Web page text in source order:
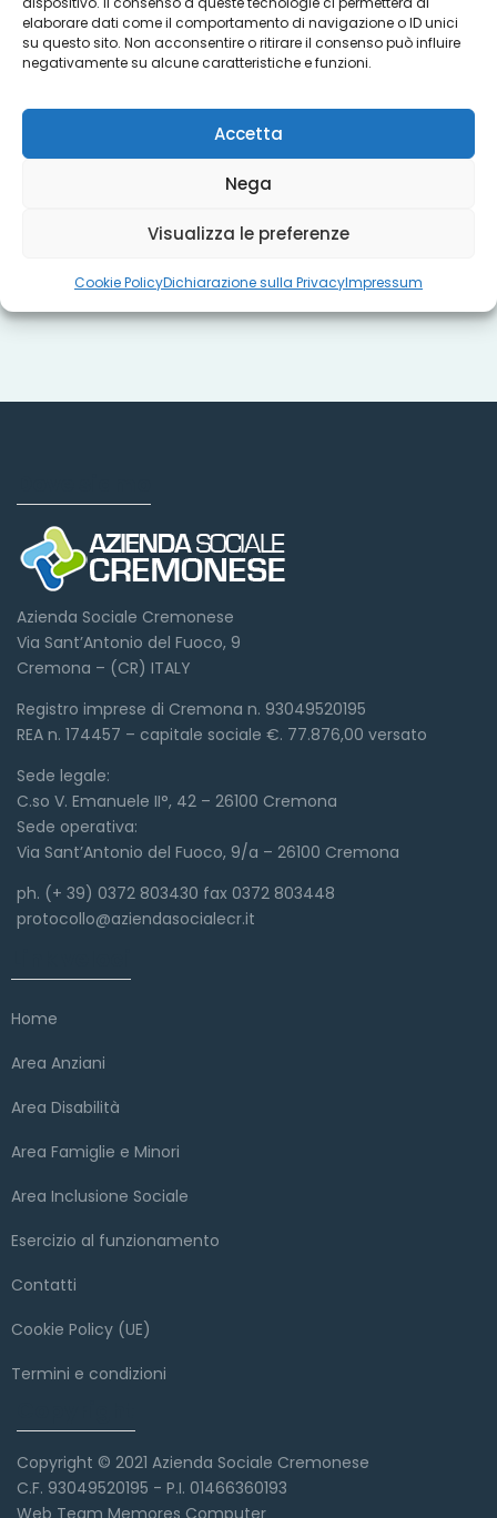
elaborare dati come il comportamento di navigazione o ID unici
su questo sito. Non acconsentire o ritirare il consenso può influire
negativamente su alcune caratteristiche e funzioni.
Accetta
Nega
Visualizza le preferenze
Cookie PolicyDichiarazione sulla PrivacyImpressum
Progetti
Misure regionali
Azienda Sociale Cremonese
Via Sant’Antonio del Fuoco, 9
Cremona – (CR) ITALY
Registro imprese di Cremona n. 93049520195
REA n. 174457 – capitale sociale €. 77.876,00 versato
Sede legale:
C.so V. Emanuele II°, 42 – 26100 Cremona
Sede operativa:
Via Sant’Antonio del Fuoco, 9/a – 26100 Cremona
ph. (+ 39) 0372 803430 fax 0372 803448
protocollo@aziendasocialecr.it
Home
Area Anziani
Area Disabilità
Area Famiglie e Minori
Area Inclusione Sociale
Esercizio al funzionamento
Contatti
Cookie Policy (UE)
Termini e condizioni
Copyright © 2021 Azienda Sociale Cremonese
C.F. 93049520195 - P.I. 01466360193
Web Team Memores Computer